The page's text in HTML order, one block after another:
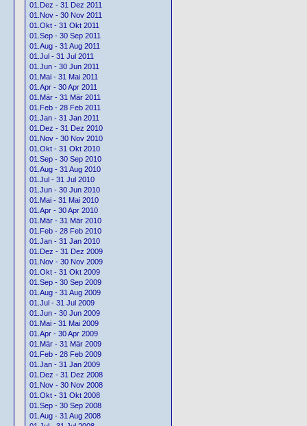
01.Dez - 31 Dez 2011
01.Nov - 30 Nov 2011
01.Okt - 31 Okt 2011
01.Sep - 30 Sep 2011
01.Aug - 31 Aug 2011
01.Jul - 31 Jul 2011
01.Jun - 30 Jun 2011
01.Mai - 31 Mai 2011
01.Apr - 30 Apr 2011
01.Mär - 31 Mär 2011
01.Feb - 28 Feb 2011
01.Jan - 31 Jan 2011
01.Dez - 31 Dez 2010
01.Nov - 30 Nov 2010
01.Okt - 31 Okt 2010
01.Sep - 30 Sep 2010
01.Aug - 31 Aug 2010
01.Jul - 31 Jul 2010
01.Jun - 30 Jun 2010
01.Mai - 31 Mai 2010
01.Apr - 30 Apr 2010
01.Mär - 31 Mär 2010
01.Feb - 28 Feb 2010
01.Jan - 31 Jan 2010
01.Dez - 31 Dez 2009
01.Nov - 30 Nov 2009
01.Okt - 31 Okt 2009
01.Sep - 30 Sep 2009
01.Aug - 31 Aug 2009
01.Jul - 31 Jul 2009
01.Jun - 30 Jun 2009
01.Mai - 31 Mai 2009
01.Apr - 30 Apr 2009
01.Mär - 31 Mär 2009
01.Feb - 28 Feb 2009
01.Jan - 31 Jan 2009
01.Dez - 31 Dez 2008
01.Nov - 30 Nov 2008
01.Okt - 31 Okt 2008
01.Sep - 30 Sep 2008
01.Aug - 31 Aug 2008